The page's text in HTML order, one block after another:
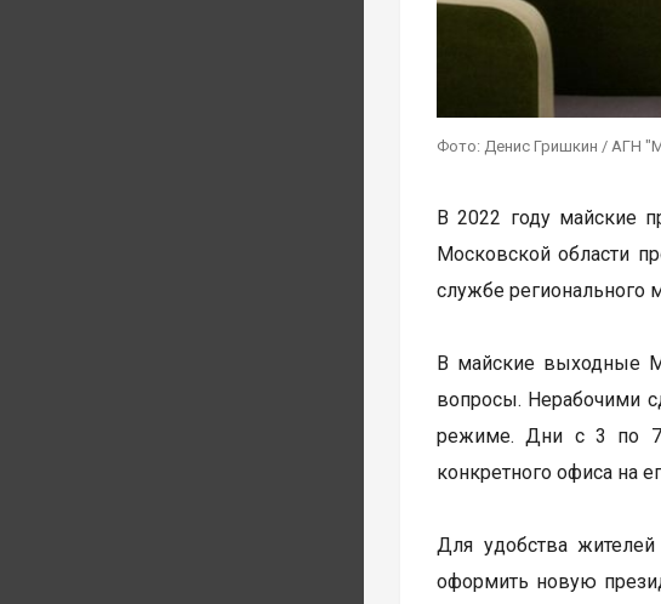
Фото: Денис Гришкин / АГН
В 2022 году майские
Московской области
службе регионального
В майские выходные
вопросы. Нерабочими
режиме. Дни с 3 по 7
конкретного офиса на
Для удобства
оформить новую